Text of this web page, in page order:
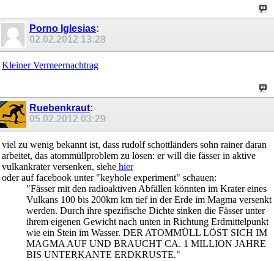
Porno Iglesias:
02.02.2012 13:28
Kleiner Vermeernachtrag
Ruebenkraut:
05.02.2012 03:29
viel zu wenig bekannt ist, dass rudolf schottländers sohn rainer daran
arbeitet, das atommüllproblem zu lösen: er will die fässer in aktive
vulkankrater versenken, siehe hier
oder auf facebook unter "keyhole experiment" schauen:
"Fässer mit den radioaktiven Abfällen könnten im Krater eines
Vulkans 100 bis 200km km tief in der Erde im Magma versenkt
werden. Durch ihre spezifische Dichte sinken die Fässer unter
ihrem eigenen Gewicht nach unten in Richtung Erdmittelpunkt
wie ein Stein im Wasser. DER ATOMMÜLL LÖST SICH IM
MAGMA AUF UND BRAUCHT CA. 1 MILLION JAHRE
BIS UNTERKANTE ERDKRUSTE."